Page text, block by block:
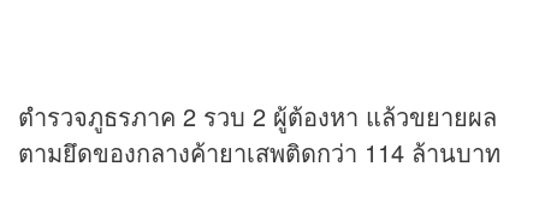
ตำรวจภูธรภาค 2 รวบ 2 ผู้ต้องหา แล้วขยายผล
ตามยึดของกลางค้ายาเสพติดกว่า 114 ล้านบาท